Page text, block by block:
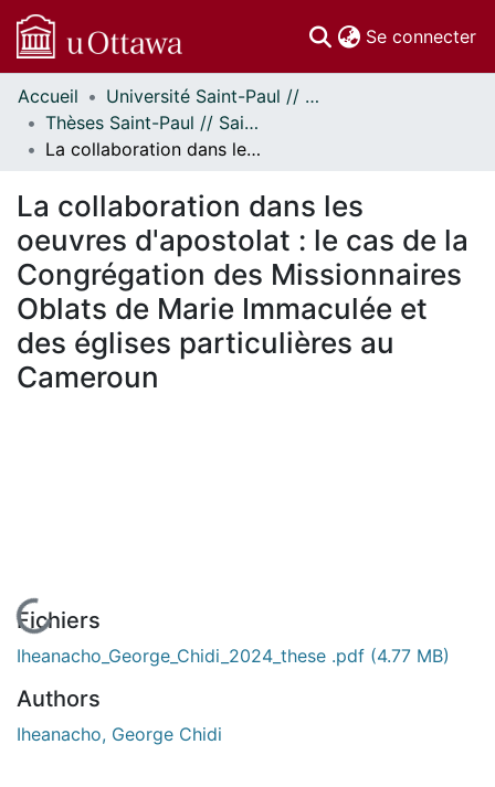
Se connecter
Communautés
et collections
Parcourir
À propos
Accueil
Université Saint-Paul // Saint Paul University
Thèses Saint-Paul // Saint Paul Theses
La collaboration dans les oeuvres d'apostolat : le cas de la Congrégation des Missionnaires Oblats de Marie Immaculée et des églises particulières au Cameroun
La collaboration dans les
oeuvres d'apostolat : le cas de la
Congrégation des Missionnaires
Oblats de Marie Immaculée et
des églises particulières au
Cameroun
En cours de chargement...
Fichiers
Iheanacho_George_Chidi_2024_these .pdf (4.77 MB)
Authors
Iheanacho, George Chidi